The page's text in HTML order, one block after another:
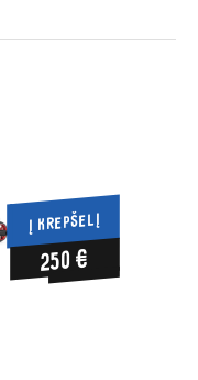
Į KREPŠELĮ
250 €